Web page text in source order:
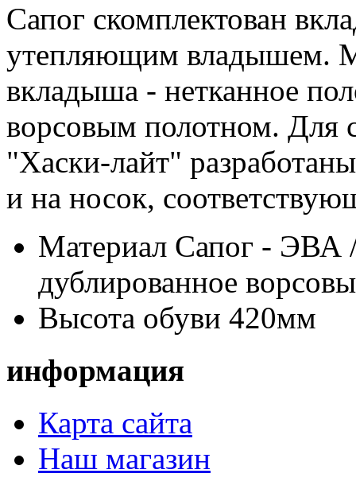
Сапог скомплектован
утепляющим владышем.
вкладыша - нетканное
ворсовым полотном. Для
"Хаски-лайт"
и на носок,
Материал Сапог - ЭВА /
дублированное
Высота обуви 420мм
информация
Карта сайта
Наш магазин